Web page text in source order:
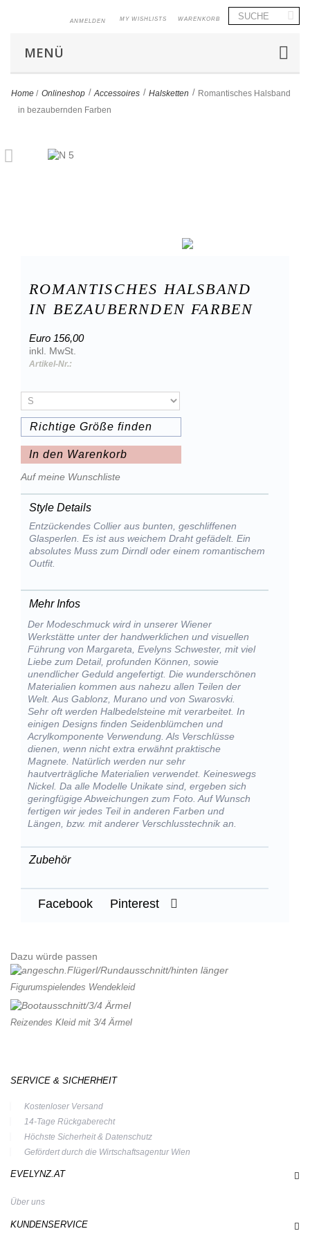
WARENKORB
MY WISHLISTS
ANMELDEN
MENÜ
Home / Onlineshop > Accessoires > Halsketten > Romantisches Halsband
in bezaubernden Farben
ROMANTISCHES HALSBAND
IN BEZAUBERNDEN FARBEN
Euro 156,00
inkl. MwSt.
Artikel-Nr.:
Richtige Größe finden
In den Warenkorb
Auf meine Wunschliste
Style Details
Entzückendes Collier aus bunten, geschliffenen
Glasperlen. Es ist aus weichem Draht gefädelt. Ein
absolutes Muss zum Dirndl oder einem romantischem
Outfit.
Mehr Infos
Der Modeschmuck wird in unserer Wiener
Werkstätte unter der handwerklichen und visuellen
Führung von Margareta, Evelyns Schwester, mit viel
Liebe zum Detail, profunden Können, sowie
unendlicher Geduld angefertigt. Die wunderschönen
Materialien kommen aus nahezu allen Teilen der
Welt. Aus Gablonz, Murano und von Swarosvki.
Sehr oft werden Halbedelsteine mit verarbeitet. In
einigen Designs finden Seidenblümchen und
Acrylkomponente Verwendung. Als Verschlüsse
dienen, wenn nicht extra erwähnt praktische
Magnete. Natürlich werden nur sehr
hautverträgliche Materialien verwendet. Keineswegs
Nickel. Da alle Modelle Unikate sind, ergeben sich
geringfügige Abweichungen zum Foto. Auf Wunsch
fertigen wir jedes Teil in anderen Farben und
Längen, bzw. mit anderer Verschlusstechnik an.
Zubehör
Facebook Pinterest
Dazu würde passen
Figurumspielendes Wendekleid
Reizendes Kleid mit 3/4 Ärmel
SERVICE & SICHERHEIT
Kostenloser Versand
14-Tage Rückgaberecht
Höchste Sicherheit & Datenschutz
Gefördert durch die Wirtschaftsagentur Wien
EVELYNZ.AT
Über uns
KUNDENSERVICE